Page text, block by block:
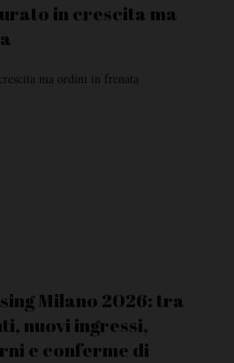
in crescita ma
Milano 2026: tra
nuovi ingressi,
e conferme di